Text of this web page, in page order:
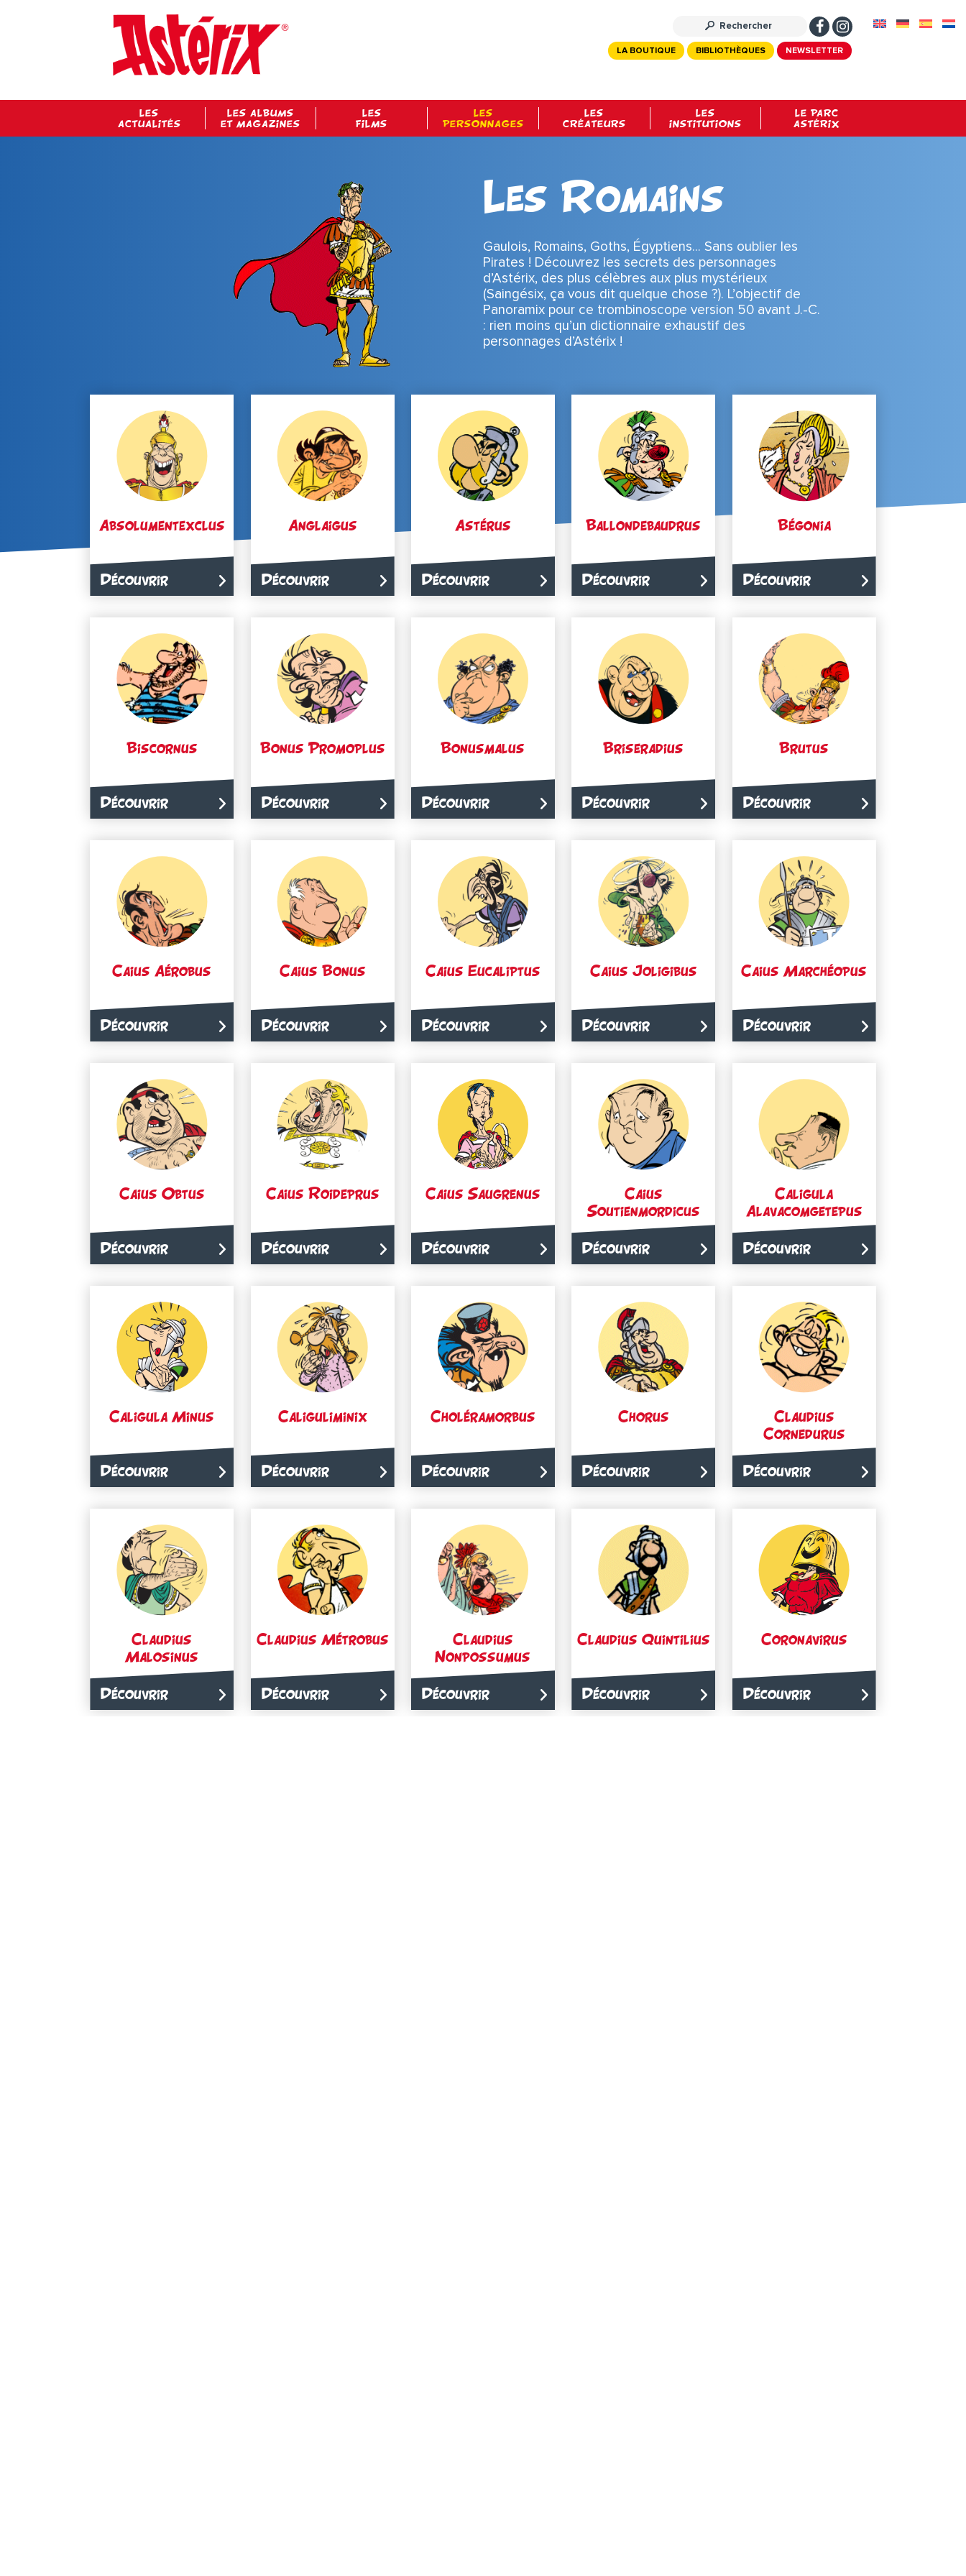
NEWSLETTER
BIBLIOTHÈQUES
LA BOUTIQUE
LES
ACTUALITÉS
LES ALBUMS
ET MAGAZINES
LES
FILMS
LES
PERSONNAGES
LES
CRÉATEURS
LES
INSTITUTIONS
LE PARC
ASTÉRIX
Les Romains
Gaulois, Romains, Goths, Égyptiens… Sans oublier les
Pirates ! Découvrez les secrets des personnages
d’Astérix, des plus célèbres aux plus mystérieux
(Saingésix, ça vous dit quelque chose ?). L’objectif de
Panoramix pour ce trombinoscope version 50 avant J.-C.
: rien moins qu’un dictionnaire exhaustif des
personnages d’Astérix !
Absolumentexclus
Découvrir
Anglaigus
Découvrir
Astérus
Découvrir
Ballondebaudrus
Découvrir
Bégonia
Découvrir
Biscornus
Découvrir
Bonus Promoplus
Découvrir
Bonusmalus
Découvrir
Briseradius
Découvrir
Brutus
Découvrir
Caius Aérobus
Découvrir
Caius Bonus
Découvrir
Caius Eucaliptus
Découvrir
Caius Joligibus
Découvrir
Caius Marchéopus
Découvrir
Caius Obtus
Découvrir
Caius Roideprus
Découvrir
Caius Saugrenus
Découvrir
Caius
Soutienmordicus
Découvrir
Caligula
Alavacomgetepus
Découvrir
Caligula Minus
Découvrir
Caliguliminix
Découvrir
Choléramorbus
Découvrir
Chorus
Découvrir
Claudius
Cornedurus
Découvrir
Claudius
Malosinus
Découvrir
Claudius Métrobus
Découvrir
Claudius
Nonpossumus
Découvrir
Claudius Quintilius
Découvrir
Coronavirus
Découvrir